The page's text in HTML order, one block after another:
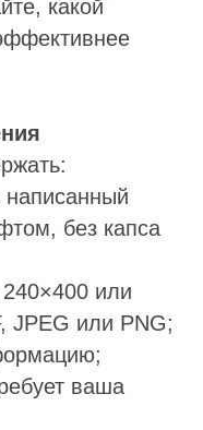
какой
написанный
без капса
или
JPEG или PNG;
ваша